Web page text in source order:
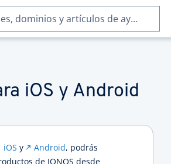
Buscar
funciones,
de
ayuda
iOS y Android
iOS y Android, podrás
de IONOS desde